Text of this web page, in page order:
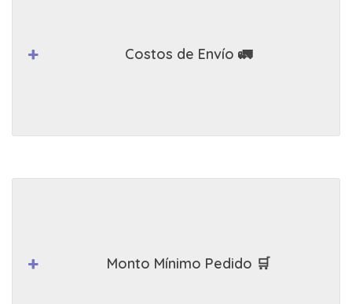
Costos de Envío 🚛
Monto Mínimo Pedido 🛒